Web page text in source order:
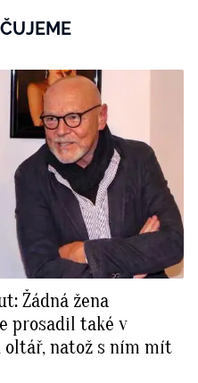
Žádná žena
prosadil také v
oltář, natož s ním mít